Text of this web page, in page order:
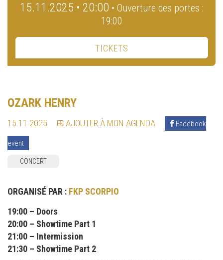
15.11.2025 • 20:00 • Ouverture des portes :
19:00
TICKETS
OZARK HENRY
15.11.2025 AJOUTER À MON AGENDA Facebook
event
CONCERT
ORGANISÉ PAR : FKP SCORPIO
19:00 – Doors
20:00 – Showtime Part 1
21:00 – Intermission
21:30 – Showtime Part 2